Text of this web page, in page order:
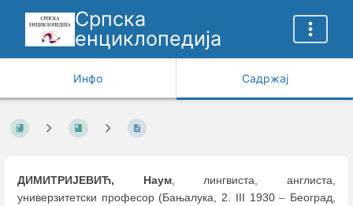
Српска
енциклопедија
Инфо Садржај
ДИМИТРИЈЕВИЋ, Наум, лингвистa, англиста,
универзитетски професор (Бањалука, 2. III 1930– Београд,